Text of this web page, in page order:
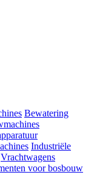
Bewatering
Industriële
Vrachtwagens
voor bosbouw